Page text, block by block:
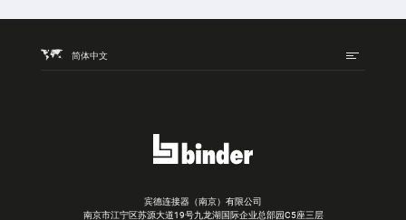
简体中文
宾德连接器（南京）有限公司
南京市江宁区苏源大道19号九龙湖国际企业总部园C5座三层